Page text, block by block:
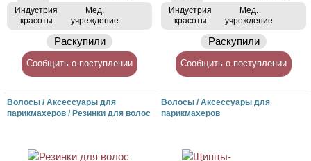
Индустрия
красоты
Мед.
учреждение
Раскупили
Сообщить о поступлении
Индустрия
красоты
Мед.
учреждение
Раскупили
Сообщить о поступлении
Волосы / Аксессуары для
парикмахеров / Резинки для волос
Волосы / Аксессуары для
парикмахеров